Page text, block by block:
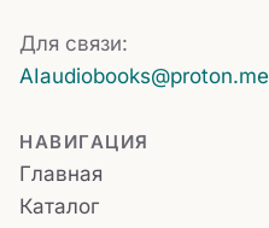
Для связи:
AIaudiobooks@proton.me
НАВИГАЦИЯ
Главная
Каталог